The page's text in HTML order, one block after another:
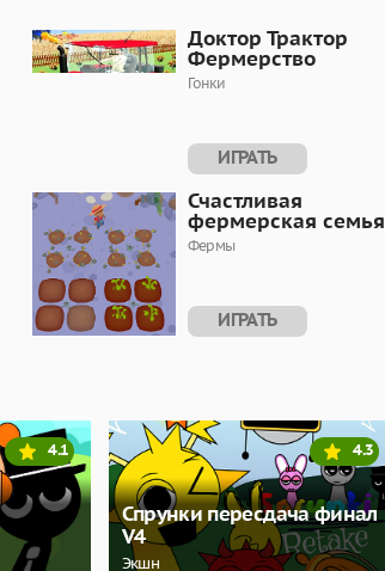
Доктор Трактор
Фермерство
Гонки
ИГРАТЬ
Счастливая
фермерская семья
Фермы
ИГРАТЬ
4.1
Спрунки пересдача финал
V4
Экшн
4.3